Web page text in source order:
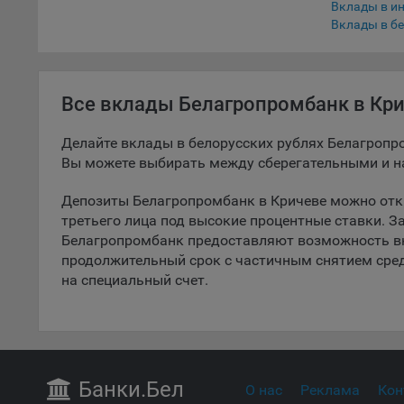
5.1.
5.3.
5.4.
9.2.
Вклады в
Вклады в
Все вклады Белагропромбанк в
Делайте вклады в белорусских рублях
Вы можете выбирать между сберегательными и
Депозиты Белагропромбанк в Кричеве можно
третьего лица под высокие процентные ставки.
Белагропромбанк предоставляют возможность
продолжительный срок с частичным снятием
на специальный счет.
Банки.Бел О нас Реклама